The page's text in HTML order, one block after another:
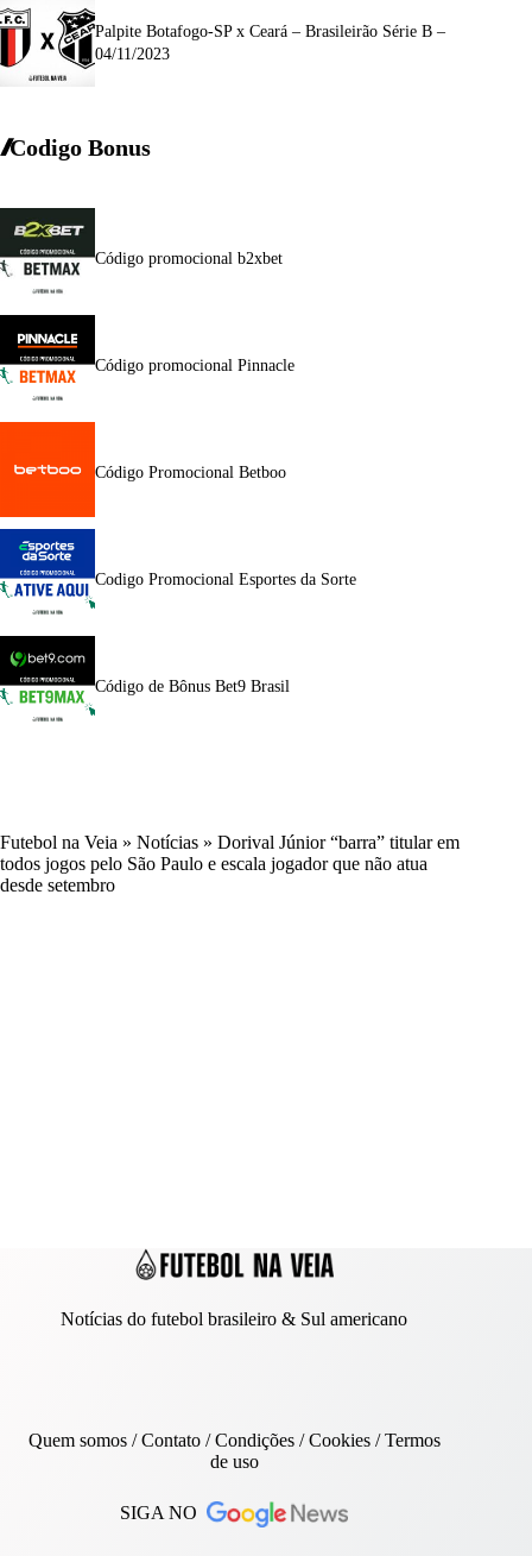
Palpite Botafogo-SP x Ceará – Brasileirão Série B –
04/11/2023
Codigo Bonus
Código promocional b2xbet
Código promocional Pinnacle
Código Promocional Betboo
Codigo Promocional Esportes da Sorte
Código de Bônus Bet9 Brasil
Futebol na Veia » Notícias » Dorival Júnior “barra” titular em
todos jogos pelo São Paulo e escala jogador que não atua
desde setembro
Notícias do futebol brasileiro & Sul americano
Quem somos/Contato/ Condições /Cookies/Termos
de uso
SIGA NO